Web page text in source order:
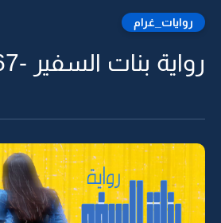
روايات_غرام
رواية بنات السفير -67